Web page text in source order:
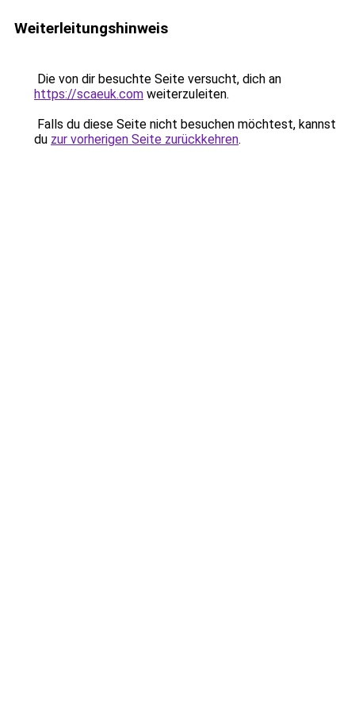
Weiterleitungshinweis
Die von dir besuchte Seite versucht, dich an
https://scaeuk.com weiterzuleiten.
Falls du diese Seite nicht besuchen möchtest, kannst
du zur vorherigen Seite zurückkehren.